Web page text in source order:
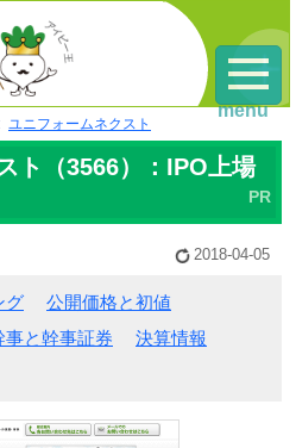
ユニフォームネクスト
ト（3566）：IPO上場
2018-04-05
グ
公開価格と初値
事と幹事証券
決算情報
menu